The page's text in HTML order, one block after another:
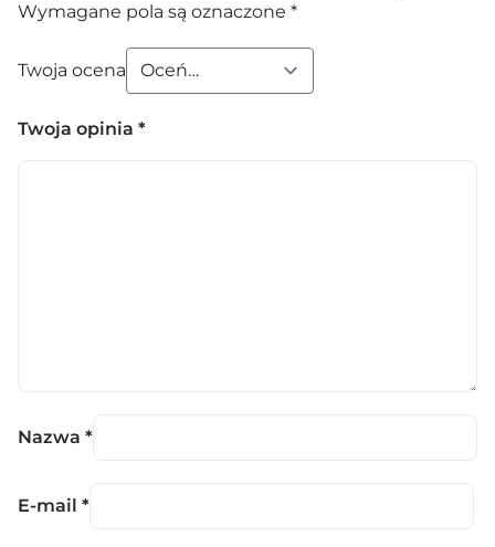
Wymagane pola są oznaczone *
Twoja ocena
Twoja opinia *
Nazwa *
E-mail *